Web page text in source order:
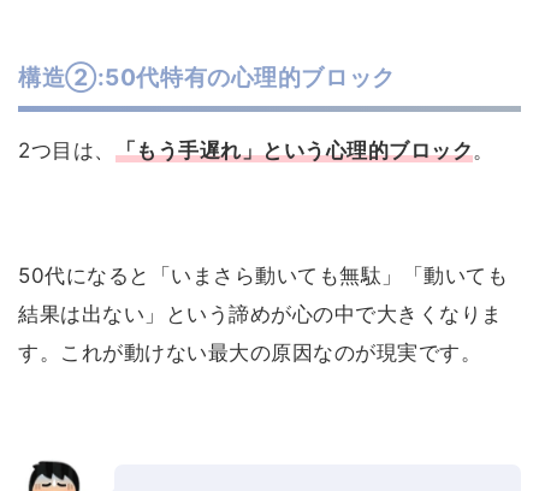
構造②:50代特有の心理的ブロック
2つ目は、 「もう手遅れ」という心理的ブロック。
50代になると「いまさら動いても無駄」「動いても
結果は出ない」という諦めが心の中で大きくなりま
す。これが動けない最大の原因なのが現実です。